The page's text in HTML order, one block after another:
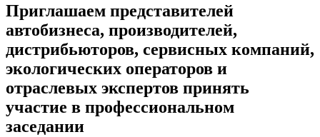
Приглашаем представителей
автобизнеса, производителей,
дистрибьюторов, сервисных компаний,
экологических операторов и
отраслевых экспертов принять
участие в профессиональном
заседании